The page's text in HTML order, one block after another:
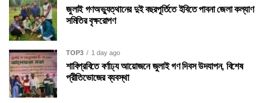
জুলাই গণঅভ্যুত্থানের দুই বছরপূর্তিতে ইবিতে পাবনা জেলা কল্যাণ
সমিতির বৃক্ষরোপণ
TOP3 1 day ago
শাবিপ্রবিতে বর্ণাঢ্য আয়োজনে জুলাই গণ দিবস উদযাপন, বিশেষ
প্রীতিভোজের ব্যবস্থা